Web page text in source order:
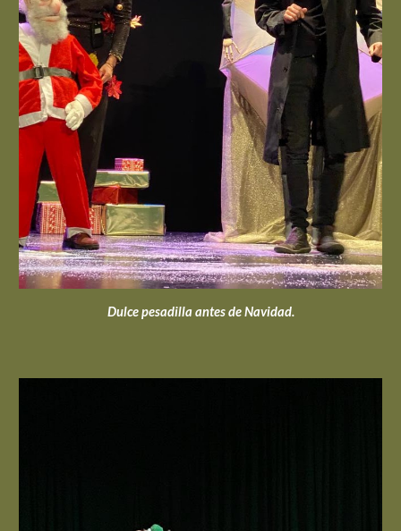
Dulce pesadilla antes de Navidad.